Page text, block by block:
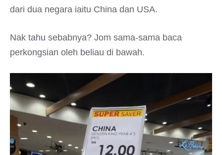
dari dua negara iaitu China dan USA.
Nak tahu sebabnya? Jom sama-sama baca
perkongsian oleh beliau di bawah.